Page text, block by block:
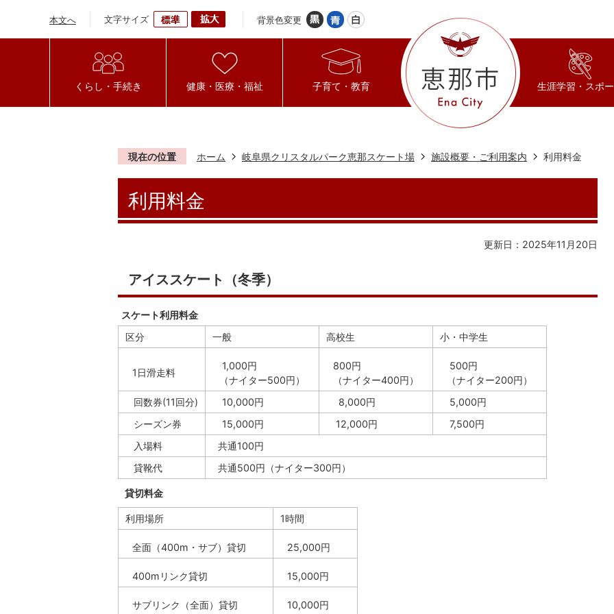
本文へ 文字サイズ 背景色変更
くらし・手続き 健康・医療・福祉 子育て・教育 生涯学習・スポ
現在の位置 ホーム 岐阜県クリスタルパーク恵那スケート場 施設概要・ご利用案内 利用料金
利用料金
更新日：2025年11月20日
アイススケート（冬季）
スケート利用料金
区分
一般 高校生 小・中学生
1日滑走料
1,000円
（ナイター500円）
800円
（ナイター400円）
500円
（ナイター200円）
回数券(11回分)
10,000円 8,000円
5,000円
シーズン券
15,000円 12,000円
7,500円
入場料
共通100円
貸靴代
共通500円（ナイター300円）
貸切料金
利用場所 1時間
全面（400m・サブ）貸切 25,000円
400mリンク貸切 15,000円
サブリンク（全面）貸切 10,000円